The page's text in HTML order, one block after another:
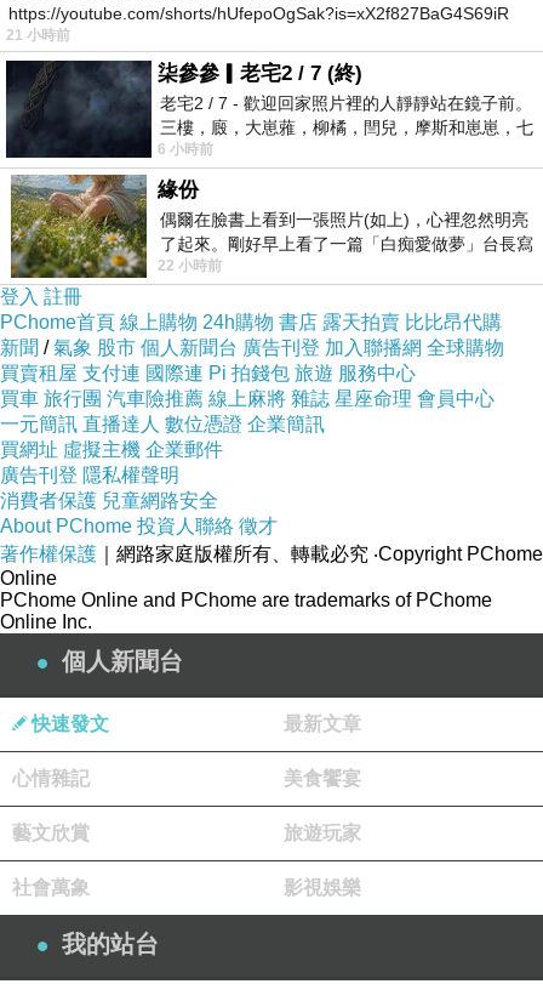
陳跡
2025-02-01 16:22:40
雖然是泡麵 但那些料加一加還是很豐盛很好吃😋
版主回應
台灣泡麵多元
很省時的美味
沒吃時會懷念
2025-02-01 17:09:03
https://youtube.com/shorts/hUfepoOgSak?is=xX2f827BaG4S69iR
https
21 小時前
柒參參▎老宅2 / 7 (終)
老宅2 / 7 - 歡迎回家照片裡的人靜靜站在鏡子前。
三樓，廄，大崽蕥，柳橘，閆兒，摩斯和崽崽，七
個人整整齊齊地站在鏡框之外，如同
6 小時前
緣份
偶爾在臉書上看到一張照片(如上)，心裡忽然明亮
了起來。剛好早上看了一篇「白痴愛做夢」台長寫
的貼文，在回顧年輕時瘋狂愛上
22 小時前
登入 註冊
PChome首頁 線上購物 24h購物 書店 露天拍賣 比比昂代購
新聞 /氣象 股市 個人新聞台 廣告刊登 加入聯播網 全球購物
買賣租屋 支付連 國際連 Pi 拍錢包 旅遊 服務中心
買車 旅行團 汽車險推薦 線上麻將 雜誌 星座命理 會員中心
一元簡訊 直播達人 數位憑證 企業簡訊
買網址 虛擬主機 企業郵件
廣告刊登 隱私權聲明
消費者保護 兒童網路安全
About PChome 投資人聯絡 徵才
著作權保護 ｜網路家庭版權所有、轉載必究 ‧Copyright PChome
Online
PChome Online and PChome are trademarks of PChome
Online Inc.
個人新聞台
快速發文 最新文章
心情雜記 美食饗宴
藝文欣賞 旅遊玩家
社會萬象 影視娛樂
我的站台